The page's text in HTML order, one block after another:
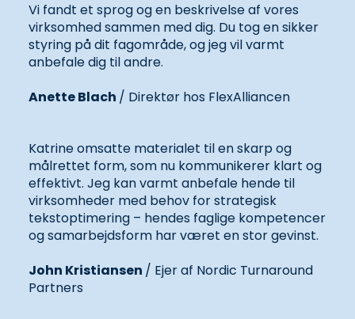
Vi fandt et sprog og en beskrivelse af vores
virksomhed sammen med dig. Du tog en sikker
styring på dit fagområde, og jeg vil varmt
anbefale dig til andre.
Anette Blach / Direktør hos FlexAlliancen
Katrine omsatte materialet til en skarp og
målrettet form, som nu kommunikerer klart og
effektivt. Jeg kan varmt anbefale hende til
virksomheder med behov for strategisk
tekstoptimering – hendes faglige kompetencer
og samarbejdsform har været en stor gevinst.
John Kristiansen / Ejer af Nordic Turnaround
Partners